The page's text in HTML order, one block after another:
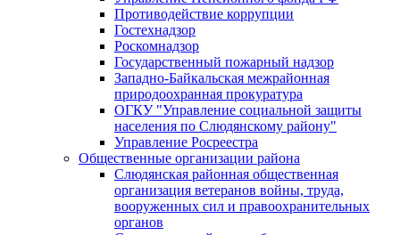
Противодействие коррупции
Гостехнадзор
Роскомнадзор
Государственный пожарный надзор
Западно-Байкальская межрайонная
природоохранная прокуратура
ОГКУ "Управление социальной защиты
населения по Слюдянскому району"
Управление Росреестра
Общественные организации района
Слюдянская районная общественная
организация ветеранов войны, труда,
вооруженных сил и правоохранительных
органов